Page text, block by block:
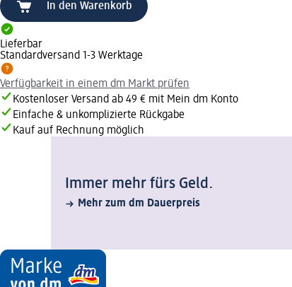
In den Warenkorb
Lieferbar
Standardversand 1-3 Werktage
Verfügbarkeit in einem dm Markt prüfen
Kostenloser Versand ab 49 € mit Mein dm Konto
Einfache & unkomplizierte Rückgabe
Kauf auf Rechnung möglich
Immer mehr fürs Geld.
Mehr zum dm Dauerpreis